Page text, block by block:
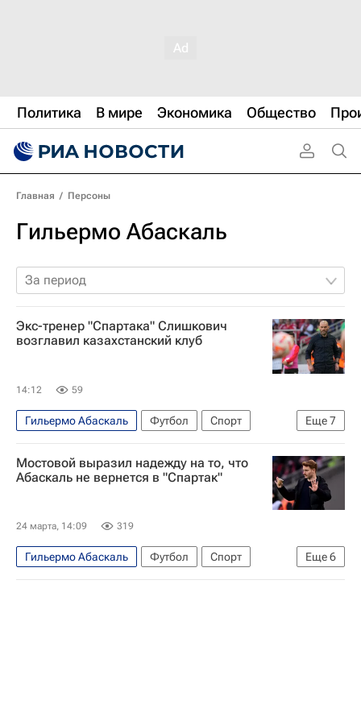
Политика В мире Экономика Общество
Главная / Персоны
Гильермо Абаскаль
За период
Экс-тренер "Спартака" Слишкович
возглавил казахстанский клуб
14:12 59
Еще7
Гильермо Абаскаль Футбол
Спорт
Россия
Босния и Герцеговина
Владимир Слишкович
Спартак Москва
Российский футбольный союз (РФС)
РПЛ 2026-2027 (Чемпионат России по футболу)
Мостовой выразил надежду на то, что
Абаскаль не вернется в "Спартак"
24 марта, 14:09 319
Еще6
Гильермо Абаскаль Футбол
Спорт
Россия
Испания
Александр Мостовой